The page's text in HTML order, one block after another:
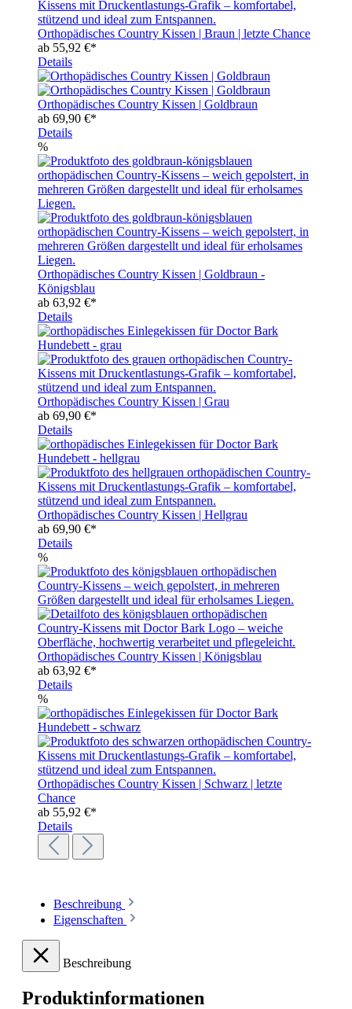
Orthopädisches Country Kissen | Braun | letzte Chance
ab 55,92 €*
Details
Orthopädisches Country Kissen | Goldbraun
ab 69,90 €*
Details
%
Orthopädisches Country Kissen | Goldbraun -
Königsblau
ab 63,92 €*
Details
Orthopädisches Country Kissen | Grau
ab 69,90 €*
Details
Orthopädisches Country Kissen | Hellgrau
ab 69,90 €*
Details
%
Orthopädisches Country Kissen | Königsblau
ab 63,92 €*
Details
%
Orthopädisches Country Kissen | Schwarz | letzte
Chance
ab 55,92 €*
Details
Beschreibung
Eigenschaften
Beschreibung
Produktinformationen